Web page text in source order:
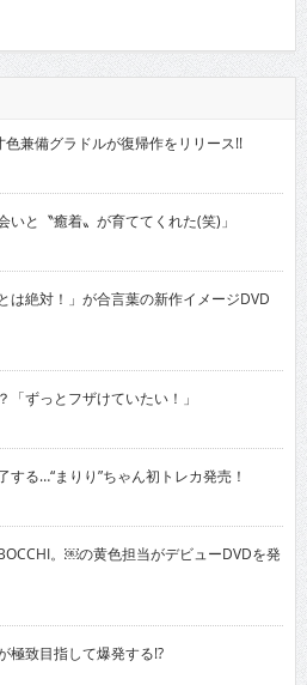
兼備グラドルが復帰作をリリース!!
と〝癒着〟が育ててくれた(笑)」
絶対！」が合言葉の新作イメージDVD
ずっとフザけていたい！」
る…“まりり”ちゃん初トレカ発売！
。￼の黄色担当がデビューDVDを発
致目指して爆発する!?